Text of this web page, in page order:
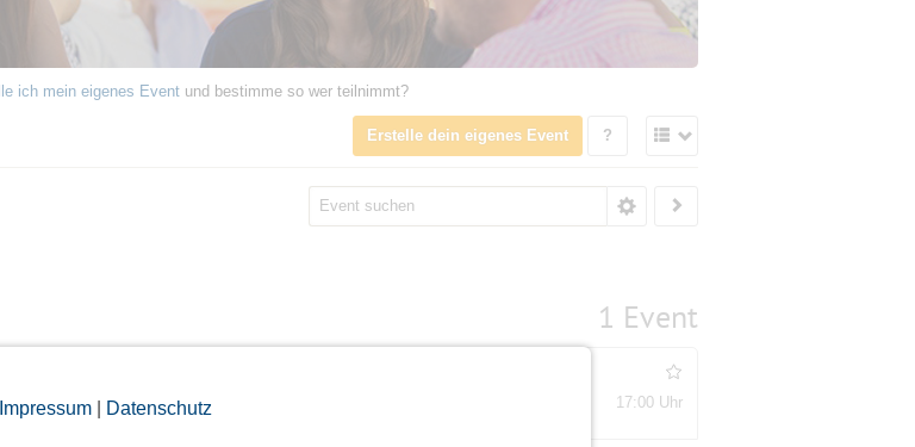
Impressum| Datenschutz
ich mein eigenes Event und bestimme so wer teilnimmt?
Erstelle dein eigenes Event ?
1 Event
Ludwigsburg
17:00 Uhr